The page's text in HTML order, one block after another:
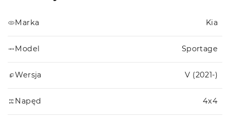
Marka Kia
Model Sportage
Wersja V (2021-)
Napęd 4x4